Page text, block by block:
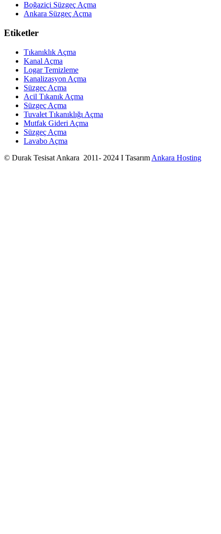
Boğaziçi Süzgeç Açma
Ankara Süzgeç Açma
Etiketler
Tıkanıklık Açma
Kanal Açma
Logar Temizleme
Kanalizasyon Açma
Süzgeç Açma
Acil Tıkanık Açma
Süzgeç Açma
Tuvalet Tıkanıklığı Açma
Mutfak Gideri Açma
Süzgeç Açma
Lavabo Açma
© Durak Tesisat Ankara 2011- 2024 I Tasarım Ankara Hosting